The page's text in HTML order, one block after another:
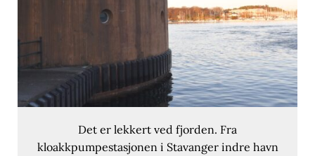
Det er lekkert ved fjorden. Fra
kloakkpumpestasjonen i Stavanger indre havn